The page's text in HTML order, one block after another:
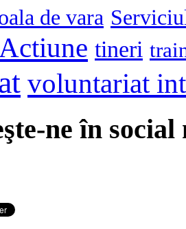
de vara
tineri
voluntariat
ne în social